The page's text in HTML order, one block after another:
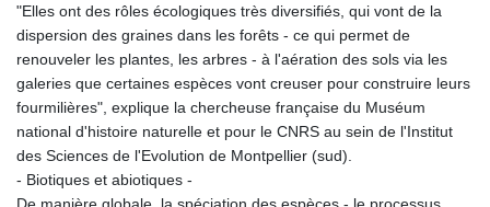
"Elles ont des rôles écologiques très diversifiés, qui vont de la
dispersion des graines dans les forêts - ce qui permet de
renouveler les plantes, les arbres - à l'aération des sols via les
galeries que certaines espèces vont creuser pour construire leurs
fourmilières", explique la chercheuse française du Muséum
national d'histoire naturelle et pour le CNRS au sein de l'Institut
des Sciences de l'Evolution de Montpellier (sud).
- Biotiques et abiotiques -
De manière globale, la spéciation des espèces - le processus